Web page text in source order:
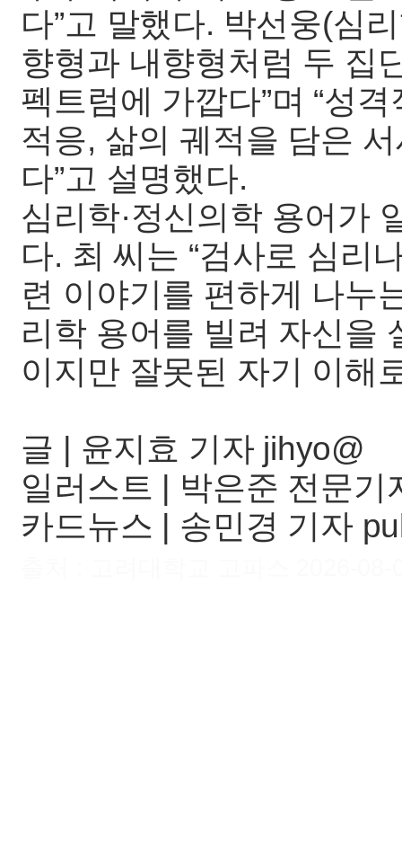
다”고 말했다. 박선웅(심
향형과 내향형처럼 두 집
펙트럼에 가깝다”며 “성
적응, 삶의 궤적을 담은
다”고 설명했다.
심리학·정신의학 용어가
다. 최 씨는 “검사로 심리
련 이야기를 편하게 나누
리학 용어를 빌려 자신을
이지만 잘못된 자기 이해
글 | 윤지효 기자 jihyo@
일러스트 | 박은준 전문기
카드뉴스 | 송민경 기자